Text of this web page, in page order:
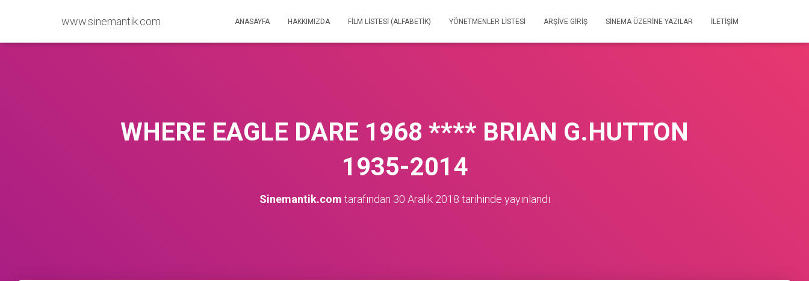
www.sinemantik.com ANASAYFA HAKKIMIZDA FILM LISTESI (ALFABETIK) YÖNETMENLER LISTESI ARŞIVE GIRIŞ SİNEMA ÜZERİNE YAZILAR İLETIŞIM
WHERE EAGLE DARE 1968 **** BRIAN G.HUTTON
1935-2014
Sinemantik.com tarafından 30 Aralık 2018 tarihinde yayınlandı